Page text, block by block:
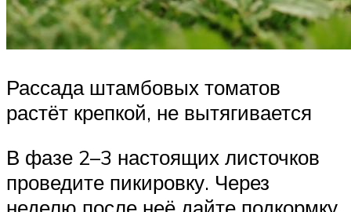
Рассада штамбовых томатов
растёт крепкой, не вытягивается
В фазе 2–3 настоящих листочков
проведите пикировку. Через